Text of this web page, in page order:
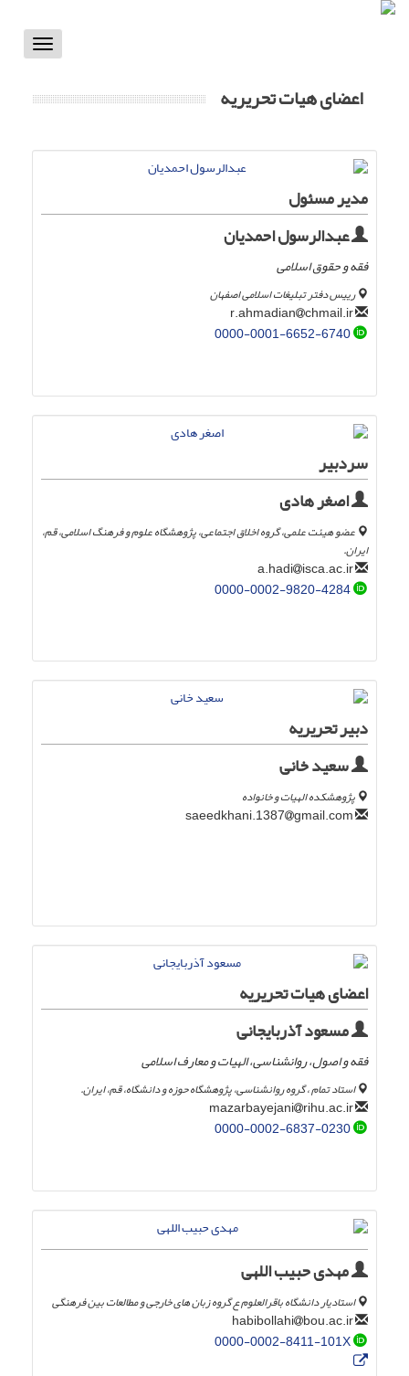
Toggle
اعضای هیات تحریریه
مدیر مسئول
عبدالرسول احمدیان
فقه و حقوق اسلامی
رییس دفتر تبلیغات اسلامی اصفهان
chmail.ir
0000-0001-6652-6740
سردبیر
اصغر هادی
عضو هیئت علمی، گروه اخلاق اجتماعی، پژوهشگاه علوم و فرهنگ اسلامی، قم،
ایران.
isca.ac.ir
0000-0002-9820-4284
دبیر تحریریه
سعید خانی
پژوهشکده الهیات و خانواده
gmail.com
اعضای هیات تحریریه
مسعود آذربایجانی
فقه و اصول، روانشناسی، الهیات و معارف اسلامی
استاد تمام ، گروه روانشناسی، پژوهشگاه حوزه و دانشگاه، قم، ایران.
rihu.ac.ir
0000-0002-6837-0230
مهدی حبیب اللهی
استادیار دانشگاه باقرالعلوم ع گروه زبان های خارجی و مطالعات بین فرهنگی
bou.ac.ir
0000-0002-8411-101X